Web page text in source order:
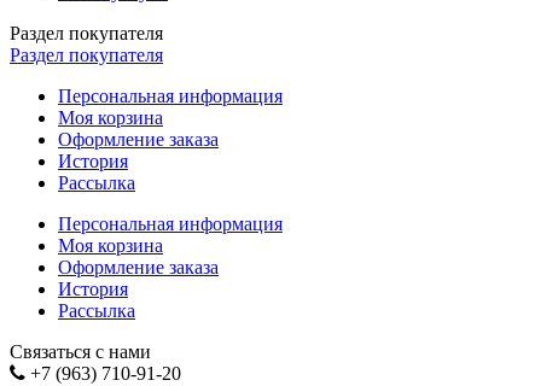
Раздел покупателя
Раздел покупателя
Персональная информация
Моя корзина
Оформление заказа
История
Рассылка
Персональная информация
Моя корзина
Оформление заказа
История
Рассылка
Связаться с нами
+7 (963) 710-91-20